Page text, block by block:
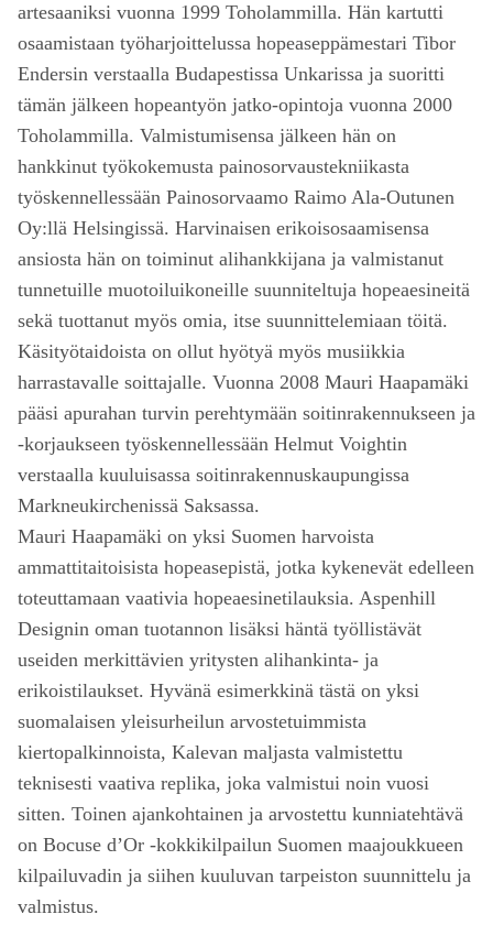
artesaaniksi vuonna 1999 Toholammilla. Hän kartutti
osaamistaan työharjoittelussa hopeaseppämestari Tibor
Endersin verstaalla Budapestissa Unkarissa ja suoritti
tämän jälkeen hopeantyön jatko-opintoja vuonna 2000
Toholammilla. Valmistumisensa jälkeen hän on
hankkinut työkokemusta painosorvaustekniikasta
työskennellessään Painosorvaamo Raimo Ala-Outunen
Oy:llä Helsingissä. Harvinaisen erikoisosaamisensa
ansiosta hän on toiminut alihankkijana ja valmistanut
tunnetuille muotoiluikoneille suunniteltuja hopeaesineitä
sekä tuottanut myös omia, itse suunnittelemiaan töitä.
Käsityötaidoista on ollut hyötyä myös musiikkia
harrastavalle soittajalle. Vuonna 2008 Mauri Haapamäki
pääsi apurahan turvin perehtymään soitinrakennukseen ja
-korjaukseen työskennellessään Helmut Voightin
verstaalla kuuluisassa soitinrakennuskaupungissa
Markneukirchenissä Saksassa.
Mauri Haapamäki on yksi Suomen harvoista
ammattitaitoisista hopeasepistä, jotka kykenevät edelleen
toteuttamaan vaativia hopeaesinetilauksia. Aspenhill
Designin oman tuotannon lisäksi häntä työllistävät
useiden merkittävien yritysten alihankinta- ja
erikoistilaukset. Hyvänä esimerkkinä tästä on yksi
suomalaisen yleisurheilun arvostetuimmista
kiertopalkinnoista, Kalevan maljasta valmistettu
teknisesti vaativa replika, joka valmistui noin vuosi
sitten. Toinen ajankohtainen ja arvostettu kunniatehtävä
on Bocuse d’Or -kokkikilpailun Suomen maajoukkueen
kilpailuvadin ja siihen kuuluvan tarpeiston suunnittelu ja
valmistus.